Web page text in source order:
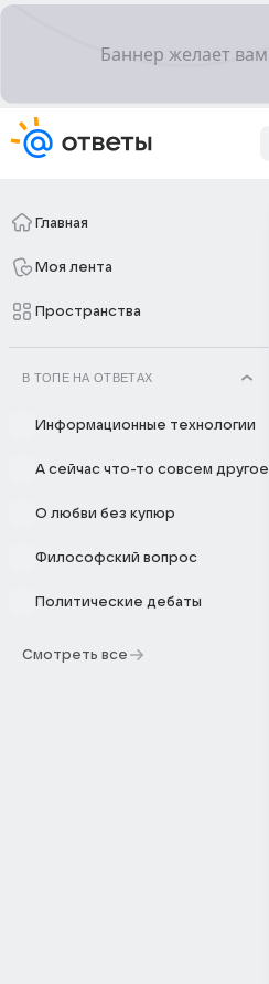
Главная
Моя лента
Пространства
В ТОПЕ НА ОТВЕТАХ
Информационные технологии
А сейчас что-то совсем другое
О любви без купюр
Философский вопрос
Политические дебаты
Смотреть все